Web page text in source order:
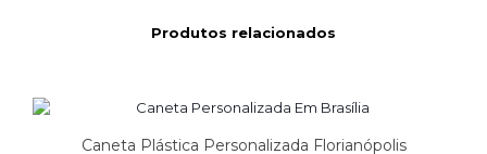
Produtos relacionados
Caneta Plástica Personalizada Florianópolis